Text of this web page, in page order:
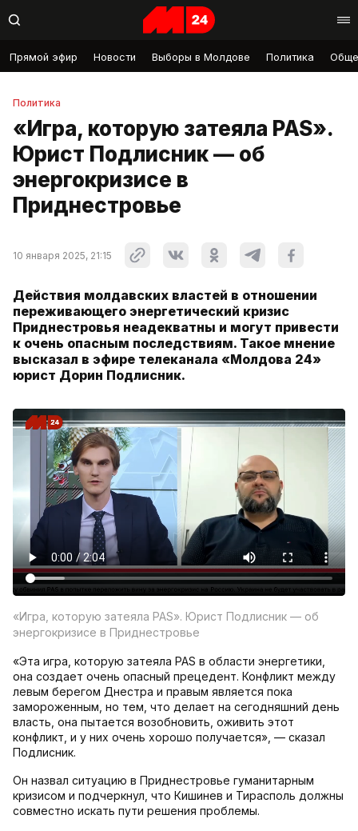
Прямой эфир Новости Выборы в Молдове Политика
Политика
«Игра, которую затеяла PAS».
Юрист Подлисник — об
энергокризисе в
Приднестровье
10 января 2025, 21:15
Действия молдавских властей в отношении
переживающего энергетический кризис
Приднестровья неадекватны и могут привести
к очень опасным последствиям. Такое мнение
высказал в эфире телеканала «Молдова 24»
юрист Дорин Подлисник.
«Игра, которую затеяла PAS». Юрист Подлисник — об
энергокризисе в Приднестровье
«Эта игра, которую затеяла PAS в области энергетики,
она создает очень опасный прецедент. Конфликт между
левым берегом Днестра и правым является пока
замороженным, но тем, что делает на сегодняшний день
власть, она пытается возобновить, оживить этот
конфликт, и у них очень хорошо получается», — сказал
Подлисник.
Он назвал ситуацию в Приднестровье гуманитарным
кризисом и подчеркнул, что Кишинев и Тирасполь должны
совместно искать пути решения проблемы.